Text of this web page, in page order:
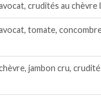
crudités au chèvre
tomate,
jambon cru,